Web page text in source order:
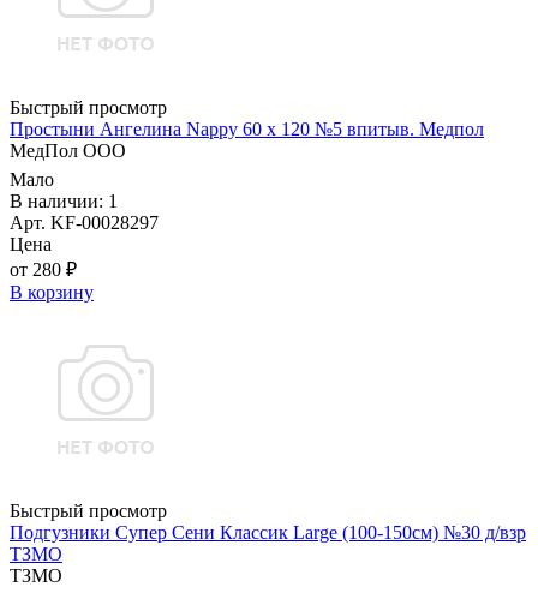
Быстрый просмотр
Простыни Ангелина Nappy 60 х 120 №5 впитыв. Медпол
МедПол ООО
Мало
В наличии: 1
Арт. KF-00028297
Цена
от 280 ₽
В корзину
Быстрый просмотр
Подгузники Супер Сени Классик Large (100-150см) №30 д/взр
ТЗМО
ТЗМО